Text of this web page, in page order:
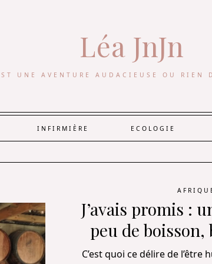
Léa JnJn
UNE AVENTURE AUDACIEUSE OU RIEN
INFIRMIÈRE ECOLOGIE
J’avais promis :
peu de boisson,
C’est quoi ce délire de